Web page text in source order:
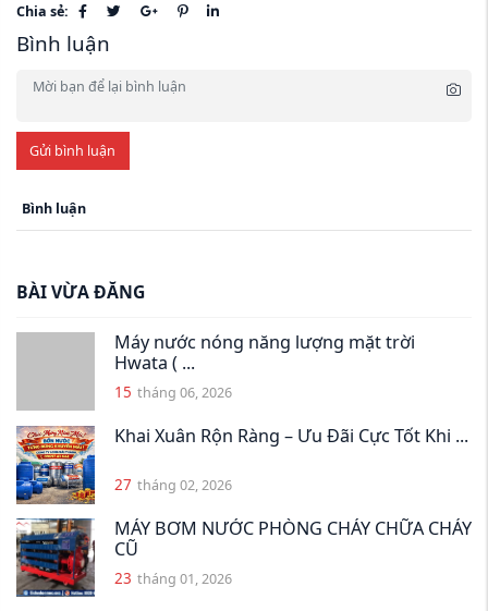
Chia sẻ:
Bình luận
Gửi bình luận
Bình luận
BÀI VỪA ĐĂNG
Máy nước nóng năng lượng mặt trời
Hwata ( ...
15 tháng 06, 2026
Khai Xuân Rộn Ràng – Ưu Đãi Cực Tốt Khi ...
27 tháng 02, 2026
MÁY BƠM NƯỚC PHÒNG CHÁY CHỮA CHÁY
CŨ
23 tháng 01, 2026